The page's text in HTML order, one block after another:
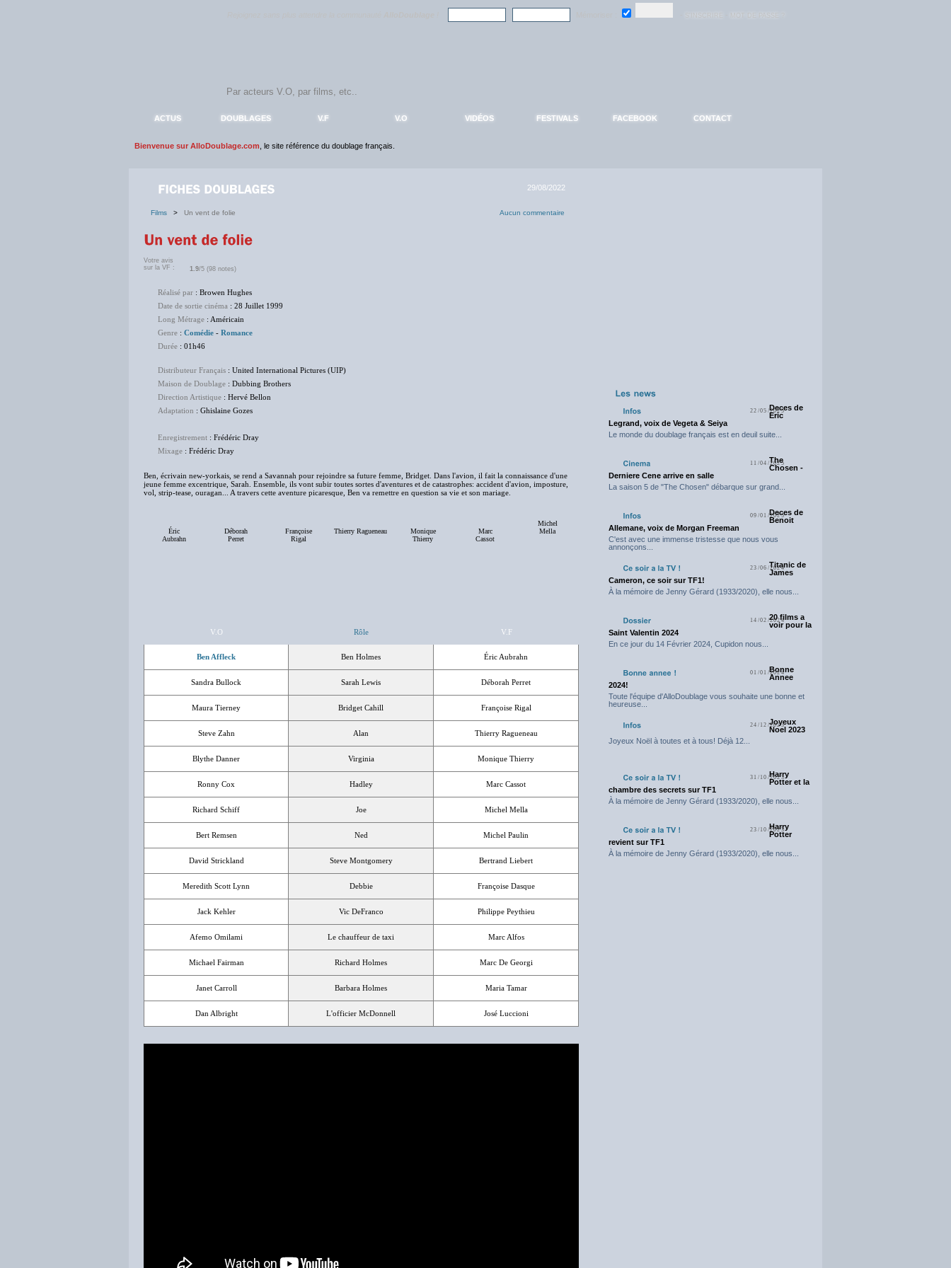
ACTUS DOUBLAGES V.F V.O VIDÉOS FESTIVALS FACEBOOK CONTACT
Bienvenue sur AlloDoublage.com , le site référence du doublage français.
29/08/2022
Films > Un vent de folie Aucun commentaire
Votre avis
sur la VF :
1.9/5 (98 notes)
Réalisé par : Browen Hughes
Date de sortie cinéma : 28 Juillet 1999
Long Métrage : Américain
Genre : Comédie - Romance
Durée : 01h46
Distributeur Français : United International Pictures (UIP)
Maison de Doublage : Dubbing Brothers
Direction Artistique : Hervé Bellon
Adaptation : Ghislaine Gozes
Enregistrement : Frédéric Dray
Mixage : Frédéric Dray
Ben, écrivain new-yorkais, se rend a Savannah pour rejoindre sa future femme, Bridget. Dans l'avion, il fait la connaissance d'une
jeune femme excentrique, Sarah. Ensemble, ils vont subir toutes sortes d'aventures et de catastrophes: accident d'avion, imposture,
vol, strip-tease, ouragan... A travers cette aventure picaresque, Ben va remettre en question sa vie et son mariage.
Éric
Aubrahn
Déborah
Perret
Françoise
Rigal
Thierry Ragueneau
Monique
Thierry
Marc
Cassot
Michel
Mella
V.O Rôle V.F
Ben Affleck Ben Holmes Éric Aubrahn
Sandra Bullock Sarah Lewis Déborah Perret
Maura Tierney Bridget Cahill Françoise Rigal
Steve Zahn Alan Thierry Ragueneau
Blythe Danner Virginia Monique Thierry
Ronny Cox Hadley Marc Cassot
Richard Schiff Joe Michel Mella
Bert Remsen Ned Michel Paulin
David Strickland Steve Montgomery Bertrand Liebert
Meredith Scott Lynn Debbie Françoise Dasque
Jack Kehler Vic DeFranco Philippe Peythieu
Afemo Omilami Le chauffeur de taxi Marc Alfos
Michael Fairman Richard Holmes Marc De Georgi
Janet Carroll Barbara Holmes Maria Tamar
Dan Albright L'officier McDonnell José Luccioni
22/05/2025Deces de
Eric
Legrand, voix de Vegeta & Seiya
Le monde du doublage français est en deuil suite...
11/04/2025
The
Chosen -
Derniere Cene arrive en salle
La saison 5 de "The Chosen" débarque sur grand...
09/01/2025Deces de
Benoit
Allemane, voix de Morgan Freeman
C'est avec une immense tristesse que nous vous
annonçons...
23/06/2024Titanic de
James
Cameron, ce soir sur TF1!
À la mémoire de Jenny Gérard (1933/2020), elle nous...
14/02/202420 films a
voir pour la
Saint Valentin 2024
En ce jour du 14 Février 2024, Cupidon nous...
01/01/2024
Bonne
Annee
2024!
Toute l'équipe d'AlloDoublage vous souhaite une bonne et
heureuse...
24/12/2023
Joyeux
Noel 2023
Joyeux Noël à toutes et à tous! Déjà 12...
31/10/2023
Harry
Potter et la
chambre des secrets sur TF1
À la mémoire de Jenny Gérard (1933/2020), elle nous...
23/10/2023
Harry
Potter
revient sur TF1
À la mémoire de Jenny Gérard (1933/2020), elle nous...